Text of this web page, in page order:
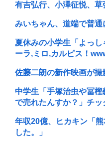
有吉弘行、小澤征悦、草
みいちゃん、道端で普通
夏休みの小学生「よっ
ーラ,ミロ,カルピス！
佐藤二朗の新作映画が
中学生「手塚治虫や冨
で売れたんすか？」チ
年収20億、ヒカキン「
した。」